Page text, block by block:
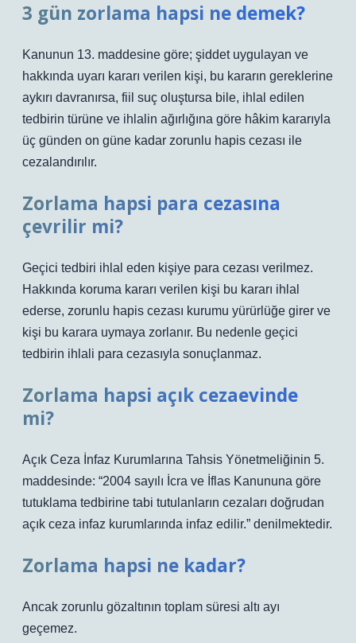
3 gün zorlama hapsi ne demek?
Kanunun 13. maddesine göre; şiddet uygulayan ve
hakkında uyarı kararı verilen kişi, bu kararın gereklerine
aykırı davranırsa, fiil suç oluştursa bile, ihlal edilen
tedbirin türüne ve ihlalin ağırlığına göre hâkim kararıyla
üç günden on güne kadar zorunlu hapis cezası ile
cezalandırılır.
Zorlama hapsi para cezasına
çevrilir mi?
Geçici tedbiri ihlal eden kişiye para cezası verilmez.
Hakkında koruma kararı verilen kişi bu kararı ihlal
ederse, zorunlu hapis cezası kurumu yürürlüğe girer ve
kişi bu karara uymaya zorlanır. Bu nedenle geçici
tedbirin ihlali para cezasıyla sonuçlanmaz.
Zorlama hapsi açık cezaevinde
mi?
Açık Ceza İnfaz Kurumlarına Tahsis Yönetmeliğinin 5.
maddesinde: “2004 sayılı İcra ve İflas Kanununa göre
tutuklama tedbirine tabi tutulanların cezaları doğrudan
açık ceza infaz kurumlarında infaz edilir.” denilmektedir.
Zorlama hapsi ne kadar?
Ancak zorunlu gözaltının toplam süresi altı ayı
geçemez.